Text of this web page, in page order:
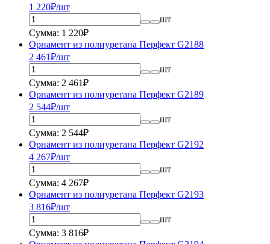
1 220₽/шт
шт
Сумма: 1 220₽
Орнамент из полиуретана Перфект G2188
2 461₽/шт
шт
Сумма: 2 461₽
Орнамент из полиуретана Перфект G2189
2 544₽/шт
шт
Сумма: 2 544₽
Орнамент из полиуретана Перфект G2192
4 267₽/шт
шт
Сумма: 4 267₽
Орнамент из полиуретана Перфект G2193
3 816₽/шт
шт
Сумма: 3 816₽